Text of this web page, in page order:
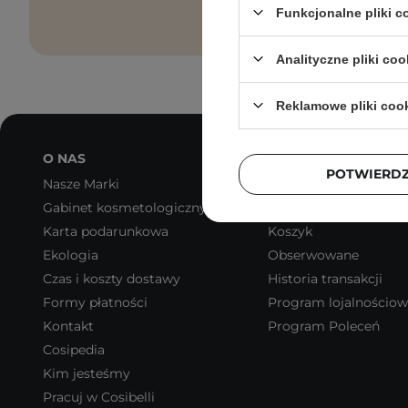
O NAS
Nasze Marki
Gabinet kosmetologiczny
Karta podarunkowa
Ekologia
Czas i koszty dostawy
Formy płatności
Kontakt
Cosipedia
Kim jesteśmy
Pracuj w Cosibelli
MOJE KONTO
Zarejestruj się
Koszyk
Obserwowane
Historia transakcji
Program
Program Poleceń
Funkcjonalne pliki
Analityczne pliki
Reklamowe pliki